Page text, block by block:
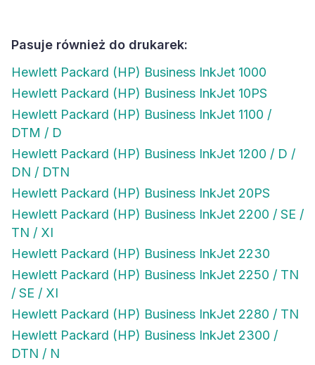
Pasuje również do drukarek:
Hewlett Packard (HP) Business InkJet 1000
Hewlett Packard (HP) Business InkJet 10PS
Hewlett Packard (HP) Business InkJet 1100 /
DTM / D
Hewlett Packard (HP) Business InkJet 1200 / D /
DN / DTN
Hewlett Packard (HP) Business InkJet 20PS
Hewlett Packard (HP) Business InkJet 2200 / SE /
TN / XI
Hewlett Packard (HP) Business InkJet 2230
Hewlett Packard (HP) Business InkJet 2250 / TN
/ SE / XI
Hewlett Packard (HP) Business InkJet 2280 / TN
Hewlett Packard (HP) Business InkJet 2300 /
DTN / N